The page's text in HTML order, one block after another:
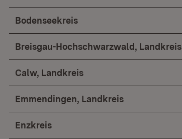
Bodenseekreis
Breisgau-Hochschwarzwald, Landkreis
Calw, Landkreis
Emmendingen, Landkreis
Enzkreis